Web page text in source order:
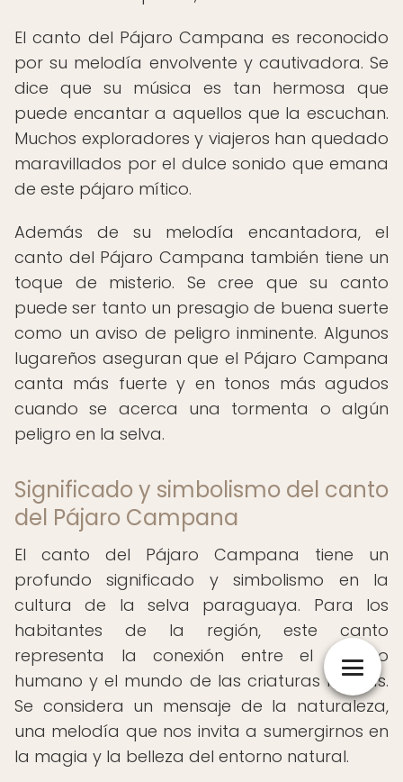
El canto del Pájaro Campana es reconocido
por su melodía envolvente y cautivadora. Se
dice que su música es tan hermosa que
puede encantar a aquellos que la escuchan.
Muchos exploradores y viajeros han quedado
maravillados por el dulce sonido que emana
de este pájaro mítico.
Además de su melodía encantadora, el
canto del Pájaro Campana también tiene un
toque de misterio. Se cree que su canto
puede ser tanto un presagio de buena suerte
como un aviso de peligro inminente. Algunos
lugareños aseguran que el Pájaro Campana
canta más fuerte y en tonos más agudos
cuando se acerca una tormenta o algún
peligro en la selva.
Significado y simbolismo del canto
del Pájaro Campana
El canto del Pájaro Campana tiene un
profundo significado y simbolismo en la
cultura de la selva paraguaya. Para los
habitantes de la región, este canto
representa la conexión entre el mundo
humano y el mundo de las criaturas míticas.
Se considera un mensaje de la naturaleza,
una melodía que nos invita a sumergirnos en
la magia y la belleza del entorno natural.